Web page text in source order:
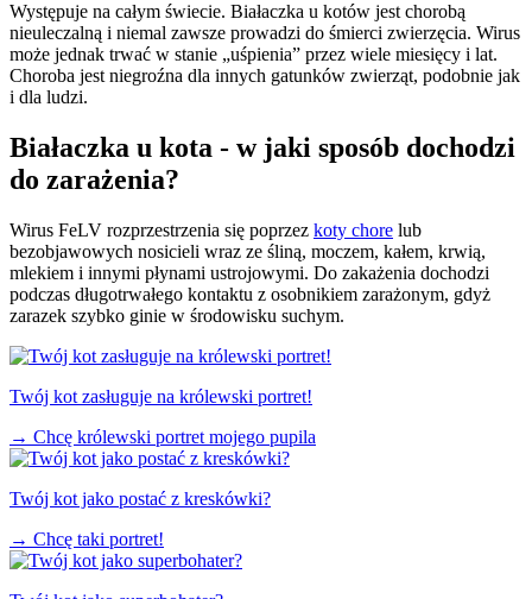
Występuje na całym świecie. Białaczka u kotów jest chorobą
nieuleczalną i niemal zawsze prowadzi do śmierci zwierzęcia. Wirus
może jednak trwać w stanie „uśpienia” przez wiele miesięcy i lat.
Choroba jest niegroźna dla innych gatunków zwierząt, podobnie jak
i dla ludzi.
Białaczka u kota - w jaki sposób dochodzi
do zarażenia?
Wirus FeLV rozprzestrzenia się poprzez koty chore lub
bezobjawowych nosicieli wraz ze śliną, moczem, kałem, krwią,
mlekiem i innymi płynami ustrojowymi. Do zakażenia dochodzi
podczas długotrwałego kontaktu z osobnikiem zarażonym, gdyż
zarazek szybko ginie w środowisku suchym.
Twój kot zasługuje na królewski portret!
→ Chcę królewski portret mojego pupila
Twój kot jako postać z kreskówki?
→ Chcę taki portret!